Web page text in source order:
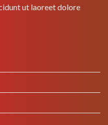
ut laoreet dolore